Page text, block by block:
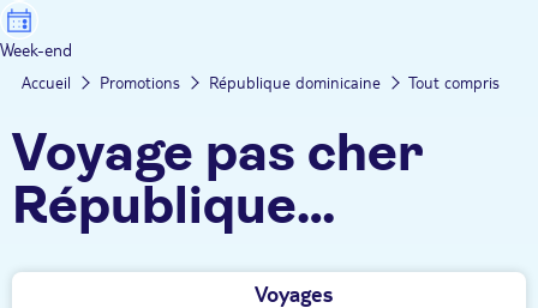
Week-end
Accueil Promotions République dominicaine Tout compris
Voyage pas cher
République
dominicaine - Tout
Voyages